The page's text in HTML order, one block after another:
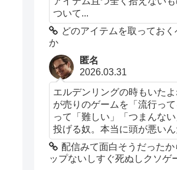
ついて...
どのアイテムを取っておく
か
匿名
2026.03.31
エルデンリングの時もいた
が売りのゲームを「流行っ
って「難しい」「つまんな
投げる奴。本当に頭が悪いん
配信みて面白そうだった
ップないしすぐ死ぬしクソゲ